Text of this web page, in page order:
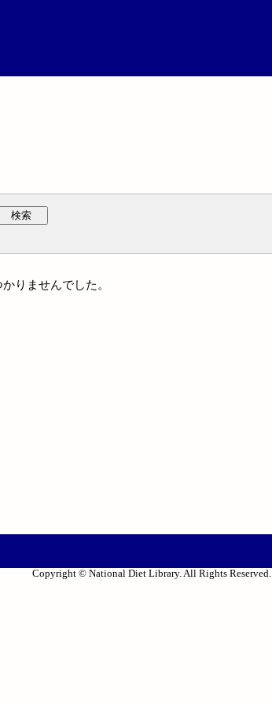
検索
りませんでした。
Copyright © National Diet Library. All Rights Reserved.